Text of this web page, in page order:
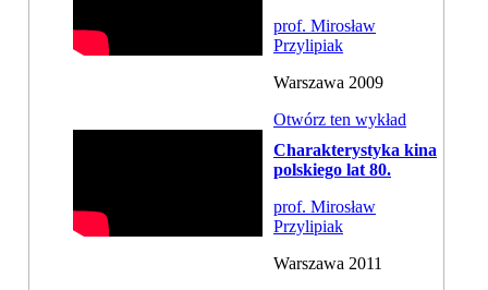
prof. Mirosław
Przylipiak
Warszawa 2009
Otwórz ten wykład
Charakterystyka kina
polskiego lat 80.
prof. Mirosław
Przylipiak
Warszawa 2011